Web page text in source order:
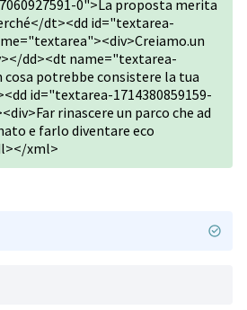
0">La proposta merita
dt><dd id="textarea-
dd><dt name="textarea-
cosa potrebbe consistere la tua
id="textarea-1714380859159-
rinascere un parco che ad
e farlo diventare eco
xml>